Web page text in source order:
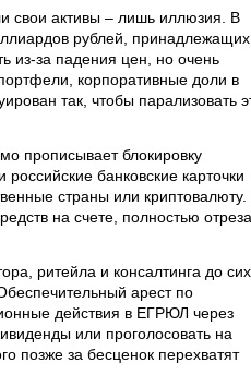
свои активы – лишь иллюзия. В
рублей, принадлежащих
из-за падения цен, но очень
корпоративные доли в
так, чтобы парализовать
прописывает блокировку
банковские карточки
страны или
на счете, полностью
ритейла и консалтинга до сих
арест по
действия в ЕГРЮЛ через
или проголосовать на
позже за бесценок перехватят